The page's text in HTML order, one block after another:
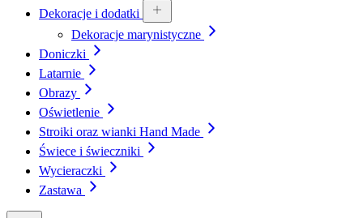
Dekoracje i dodatki
Dekoracje marynistyczne
Doniczki
Latarnie
Obrazy
Oświetlenie
Stroiki oraz wianki Hand Made
Świece i świeczniki
Wycieraczki
Zastawa